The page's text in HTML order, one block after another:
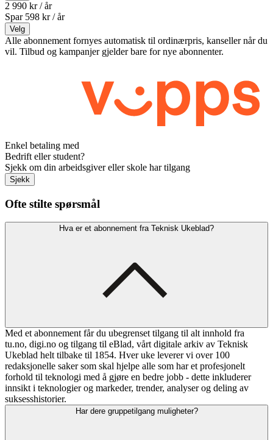
2 990 kr / år
Spar 598 kr /år
Velg
Alle abonnement fornyes automatisk til ordinærpris, kanseller når du
vil. Tilbud og kampanjer gjelder bare for nye abonnenter.
Enkel betaling med
Bedrift eller student?
Sjekk om din arbeidsgiver eller skole har tilgang
Sjekk
Ofte stilte spørsmål
Hva er et abonnement fra Teknisk Ukeblad?
Med et abonnement får du ubegrenset tilgang til alt innhold fra
tu.no, digi.no og tilgang til eBlad, vårt digitale arkiv av Teknisk
Ukeblad helt tilbake til 1854. Hver uke leverer vi over 100
redaksjonelle saker som skal hjelpe alle som har et profesjonelt
forhold til teknologi med å gjøre en bedre jobb - dette inkluderer
innsikt i teknologier og markeder, trender, analyser og deling av
suksesshistorier.
Har dere gruppetilgang muligheter?